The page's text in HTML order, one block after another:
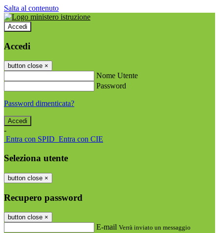
Salta al contenuto
Accedi
Accedi
button close ×
Nome Utente
Password
Password dimenticata?
-
Entra con SPID Entra con CIE
Seleziona utente
button close ×
Recupero password
button close ×
E-mail Verrà inviato un messaggio